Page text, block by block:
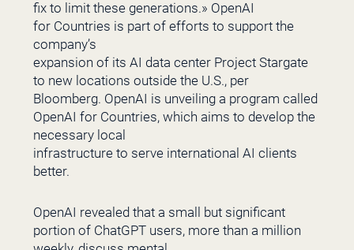
fix to limit these generations.» OpenAI
for Countries is part of efforts to support the
company’s
expansion of its AI data center Project Stargate
to new locations outside the U.S., per
Bloomberg. OpenAI is unveiling a program called
OpenAI for Countries, which aims to develop the
necessary local
infrastructure to serve international AI clients
better.
OpenAI revealed that a small but significant
portion of ChatGPT users, more than a million